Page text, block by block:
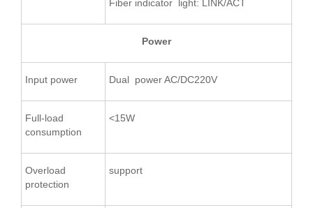
Fiber indicator light: LINK/ACT
Power
Input power Dual power AC/DC220V
Full-load
consumption
<15W
Overload
protection
support